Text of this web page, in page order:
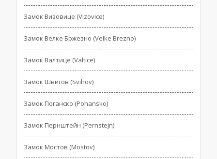
Замок Визовице (Vizovice)
Замок Велке Бржезно (Velke Brezno)
Замок Валтице (Valtice)
Замок Швигов (Svihov)
Замок Поганско (Pohansko)
Замок Пернштейн (Pernstejn)
Замок Мостов (Mostov)